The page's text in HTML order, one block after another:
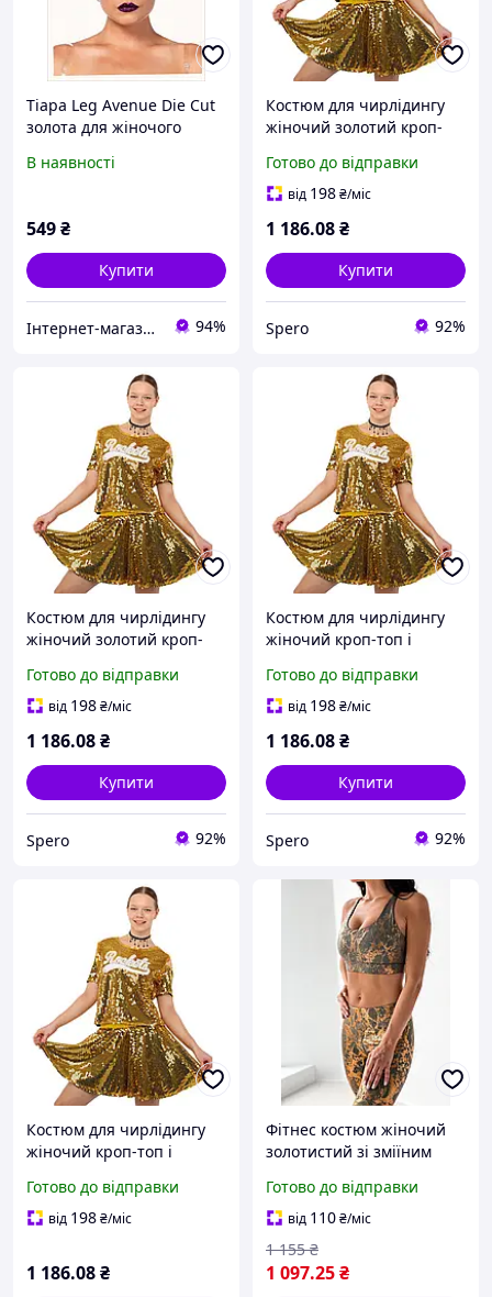
Тіара Leg Avenue Die Cut
золота для жіночого
В наявності
549₴
Купити
Інтернет-магазин ShopNow 94%
Костюм для чирлідингу
жіночий золотий кроп-
блискучими паєтками SP-
Sport CO-100 розмір L
Готово до відправки
від 198₴/міс
1 186.08₴
Купити
Spero 92%
Костюм для чирлідингу
жіночий золотий кроп-
блискучими паєтками SP-
Sport CO-100 XL
Готово до відправки
від 198₴/міс
1 186.08₴
Купити
Spero 92%
Костюм для чирлідингу
жіночий кроп-топ і
блискучими паєтками SP-
Sport CO-100 золотий XXL
Готово до відправки
від 198₴/міс
1 186.08₴
Купити
Spero 92%
Костюм для чирлідингу
жіночий кроп-топ і
блискучими паєтками SP-
Sport CO-100 розмір M
Готово до відправки
від 198₴/міс
1 186.08₴
Фітнес костюм жіночий
золотистий зі зміїним
жіночий комплект топ +
легінси золотий snake
print / Стильний фіт
Готово до відправки
від 110₴/міс
1 097.25₴
1 155 ₴